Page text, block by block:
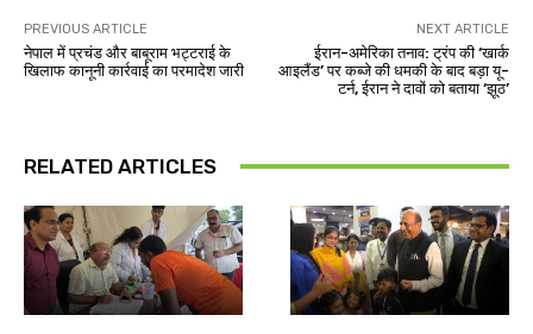
PREVIOUS ARTICLE
नेपाल में प्रचंड और बाबूराम भट्टराई के
खिलाफ कानूनी कार्रवाई का परमादेश जारी
NEXT ARTICLE
ईरान-अमेरिका तनाव: ट्रंप की ‘खार्क
आइलैंड’ पर कब्जे की धमकी के बाद बड़ा यू-
टर्न, ईरान ने दावों को बताया ‘झूठ’
RELATED ARTICLES